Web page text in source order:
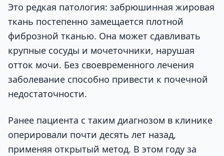
Это редкая патология: забрюшинная жировая
ткань постепенно замещается плотной
фиброзной тканью. Она может сдавливать
крупные сосуды и мочеточники, нарушая
отток мочи. Без своевременного лечения
заболевание способно привести к почечной
недостаточности.
Ранее пациента с таким диагнозом в клинике
оперировали почти десять лет назад,
применяя открытый метод. В этом году за